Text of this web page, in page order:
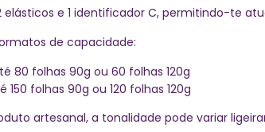
elásticos e 1 identificador C, permitindo-te
de capacidade:
80 folhas 90g ou 60 folhas 120g
150 folhas 90g ou 120 folhas 120g
artesanal, a tonalidade pode variar